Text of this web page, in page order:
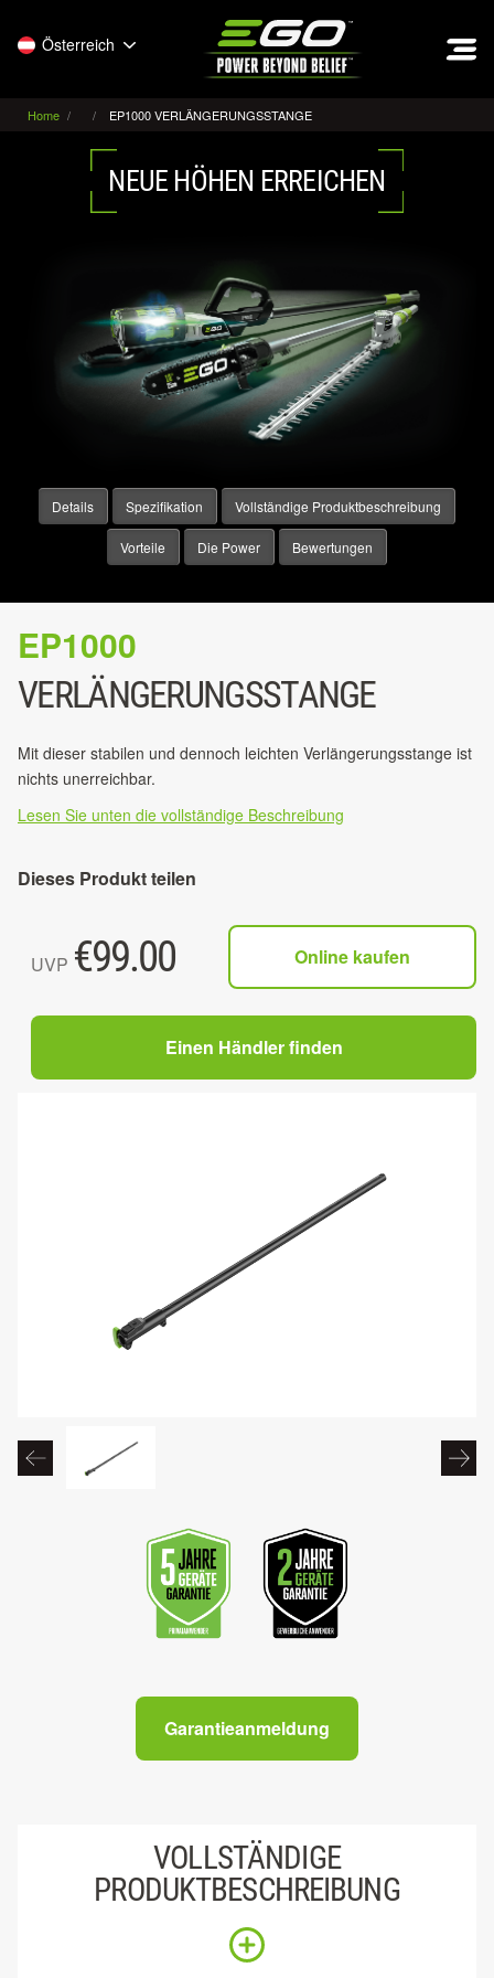
Österreich
Home EP1000 VERLÄNGERUNGSSTANGE
NEUE HÖHEN ERREICHEN
Details Spezifikation Vollständige Produktbeschreibung
Vorteile Die Power Bewertungen
Garantieanmeldung
EP1000
VERLÄNGERUNGSSTANGE
Mit dieser stabilen und dennoch leichten Verlängerungsstange ist
nichts unerreichbar.
Lesen Sie unten die vollständige Beschreibung
Dieses Produkt teilen
UVP €99.00 Online kaufen
Einen Händler finden
VOLLSTÄNDIGE
PRODUKTBESCHREIBUNG